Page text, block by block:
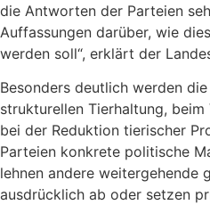
die Antworten der Parteien
Auffassungen darüber, wie
werden soll“, erklärt der
Besonders deutlich werden
strukturellen Tierhaltung,
bei der Reduktion tierischer
Parteien konkrete politische
lehnen andere weitergehende
ausdrücklich ab oder setzen